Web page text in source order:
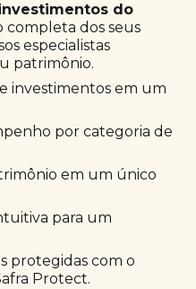
do
completa dos seus
especialistas
patrimônio.
investimentos em um
por categoria de
em um único
para um
protegidas com o
Protect.